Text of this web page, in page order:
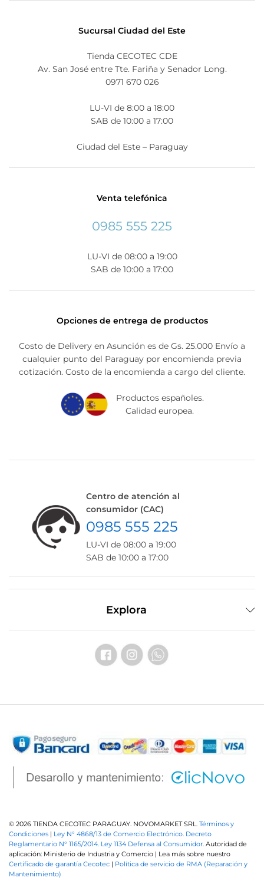
Sucursal Ciudad del Este
Tienda CECOTEC CDE
Av. San José entre Tte. Fariña y Senador Long.
0971 670 026
LU-VI de 8:00 a 18:00
SAB de 10:00 a 17:00
Ciudad del Este – Paraguay
Venta telefónica
0985 555 225
LU-VI de 08:00 a 19:00
SAB de 10:00 a 17:00
Opciones de entrega de productos
Costo de Delivery en Asunción es de Gs. 25.000 Envío a
cualquier punto del Paraguay por encomienda previa
cotización. Costo de la encomienda a cargo del cliente.
Productos españoles.
Calidad europea.
Centro de atención al
consumidor (CAC)
0985 555 225
LU-VI de 08:00 a 19:00
SAB de 10:00 a 17:00
Explora
© 2026 TIENDA CECOTEC PARAGUAY. NOVOMARKET SRL. Términos y
Condiciones | Ley N° 4868/13 de Comercio Electrónico. Decreto
Reglamentario N° 1165/2014. Ley 1134 Defensa al Consumidor. Autoridad de
aplicación: Ministerio de Industria y Comercio | Lea más sobre nuestro
Certificado de garantía Cecotec | Política de servicio de RMA (Reparación y
Mantenimiento)